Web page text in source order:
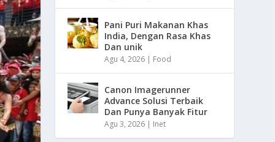
Pani Puri Makanan Khas
India, Dengan Rasa Khas
Dan unik
Agu 4, 2026 | Food
Canon Imagerunner
Advance Solusi Terbaik
Dan Punya Banyak Fitur
Agu 3, 2026 | Inet